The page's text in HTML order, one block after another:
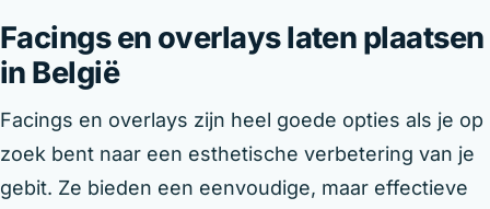
Facings en overlays laten plaatsen
in België
Facings en overlays zijn heel goede opties als je op
zoek bent naar een esthetische verbetering van je
gebit. Ze bieden een eenvoudige, maar effectieve